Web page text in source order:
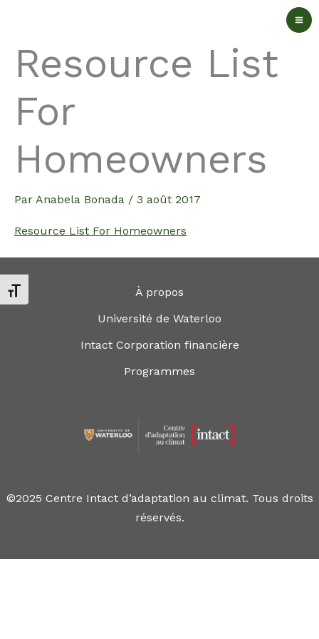
Changer la taille de la police
contenuResource List
For
Homeowners
Par Anabela Bonada / 3 août 2017
Resource List For Homeowners
À propos
Université de Waterloo
Intact Corporation financière
Programmes
©2025 Centre Intact d’adaptation au climat. Tous droits
réservés.